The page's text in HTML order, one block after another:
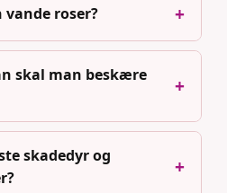
roser?
skal man beskære
skadedyr og